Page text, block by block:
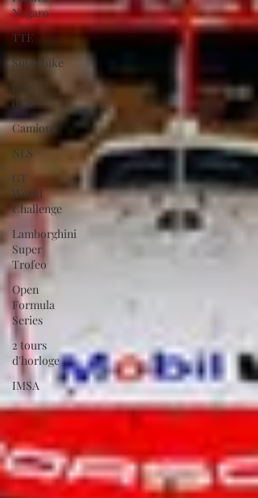
Nogaro
TTE
Superbike
Bol
d'Or
Camions
NLS
GT
World
Challenge
Lamborghini
Super
Trofeo
Open
Formula
Series
2 tours
d'horloge
IMSA